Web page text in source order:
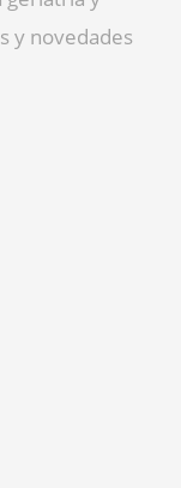
y novedades